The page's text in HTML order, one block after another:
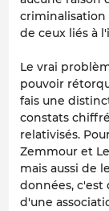
criminalisation
de ceux liés à
Le vrai
pouvoir
fais une
constats
relativisés.
Zemmour et
mais aussi de
données, c'est
d'une